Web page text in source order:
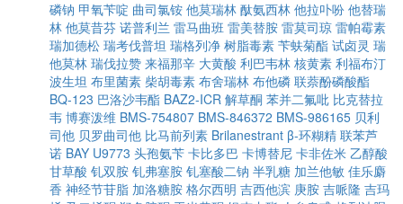
磷钠 甲氧苄啶 曲司氯铵 他莫瑞林 酞氨西林 他拉卟吩 他替瑞
林 他莫昔芬 诺普利兰 雷马曲班 雷美替胺 雷莫司琼 雷帕霉素
瑞加德松 瑞考伐普坦 瑞格列净 树脂毒素 苄蚨菊酯 试卤灵 瑞
他莫林 瑞伐拉赞 来福那辛 大黄酸 利巴韦林 核黄素 利福布汀
波生坦 布里菌素 柴胡毒素 布舍瑞林 布他磷 联萘酚磷酸酯
BQ-123 巴洛沙韦酯 BAZ2-ICR 解草酮 苯并二氟吡 比克替拉
韦 博赛泼维 BMS-754807 BMS-846372 BMS-986165 贝利
司他 贝罗曲司他 比马前列素 Brilanestrant β-环糊精 联苯芦
诺 BAY U9773 头孢氨苄 卡比多巴 卡博替尼 卡非佐米 乙醇酸
甘草酸 钆双胺 钆弗塞胺 钆塞酸二钠 半乳糖 加兰他敏 佳乐麝
香 神经节苷脂 加洛糖胺 格尔西明 吉西他滨 庚胺 吉哌隆 吉玛